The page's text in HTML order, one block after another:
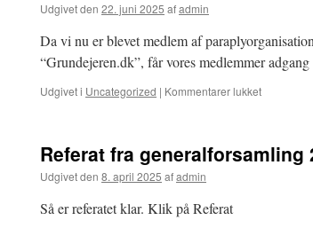
Udgivet den 22. juni 2025 afadmin
Da vi nu er blevet medlem af
“Grundejeren.dk”, får vores medlemmer
Udgivet i Uncategorized | Kommentarer lukkettil
60
Referat fra generalforsamling
Udgivet den 8. april 2025 afadmin
Så er referatet klar. Klik på Referat